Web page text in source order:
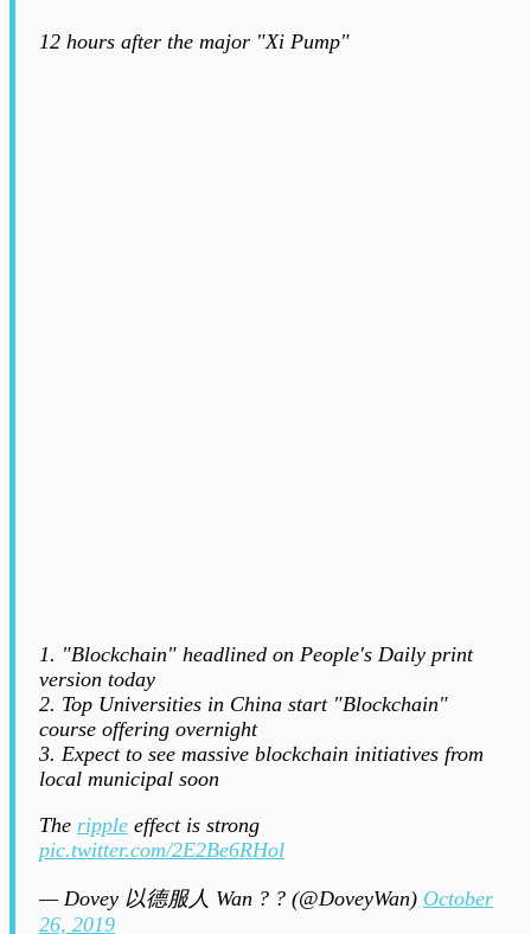
12 hours after the major "Xi Pump"
1. "Blockchain" headlined on People's Daily print
version today
2. Top Universities in China start "Blockchain"
course offering overnight
3. Expect to see massive blockchain initiatives from
local municipal soon
The ripple effect is strong
pic.twitter.com/2E2Be6RHol
— Dovey 以德服人 Wan ? ? (@DoveyWan) October
26, 2019